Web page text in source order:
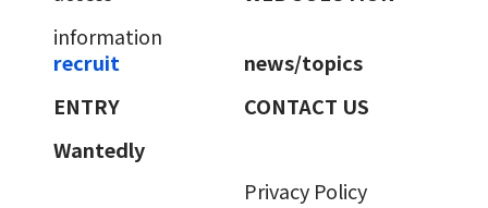
information
recruit
ENTRY
Wantedly
news/topics
CONTACT US
Privacy Policy